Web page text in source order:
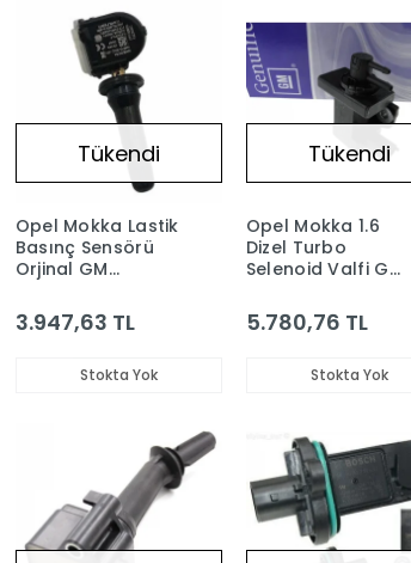
Tükendi
Opel Mokka Lastik
Basınç Sensörü
Orjinal GM
3.947,63 TL
Stokta Yok
Tükendi
Opel Mokka 1.6
Dizel Turbo
Selenoid Valfi Gm
851036
5.780,76 TL
Stokta Yok